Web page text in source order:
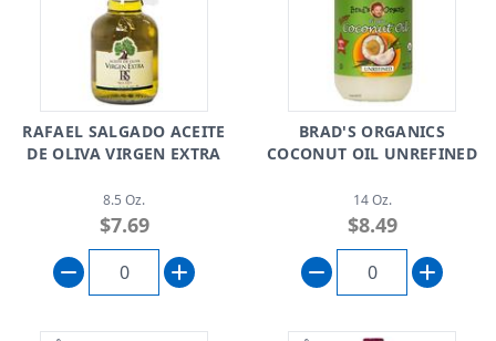
RAFAEL SALGADO ACEITE
DE OLIVA VIRGEN EXTRA
8.5 Oz.
$7.69
BRAD'S ORGANICS
COCONUT OIL UNREFINED
14 Oz.
$8.49